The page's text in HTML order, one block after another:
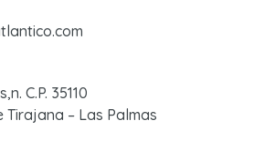
C.P. 35110
Tirajana – Las Palmas